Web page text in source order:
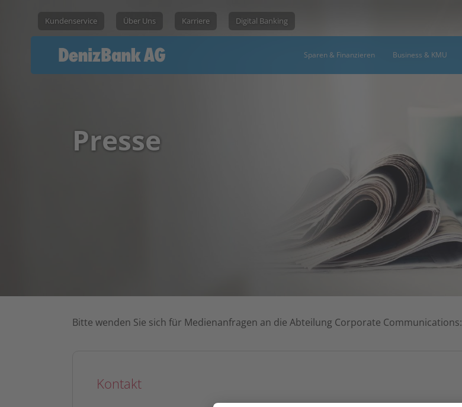
Kundenservice Über Uns Karriere Digital Banking
Sparen & Finanzieren Business & KMU
Presse
Bitte wenden Sie sich für Medienanfragen an die Abteilung Corporate Communications:
Kontakt